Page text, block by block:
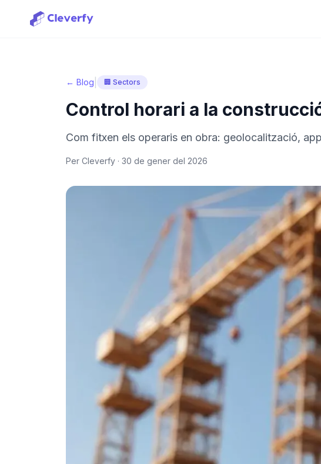
← Blog 🏢 Sectors
Control horari a la
Com fitxen els operaris en obra: geolocalització,
Per Cleverfy · 30 de gener del 2026